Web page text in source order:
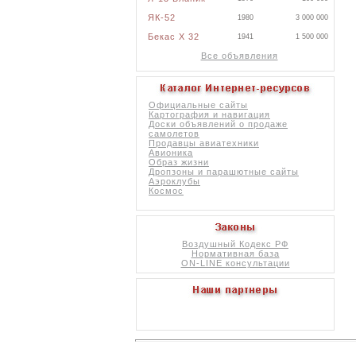
ЯК-52 1980 3 000 000
Бекас X 32 1941 1 500 000
Все объявления
Официальные сайты
Картография и навигация
Доски объявлений о продаже
самолетов
Продавцы авиатехники
Авионика
Образ жизни
Дропзоны и парашютные сайты
Аэроклубы
Космос
Воздушный Кодекс РФ
Нормативная база
ON-LINE консультации